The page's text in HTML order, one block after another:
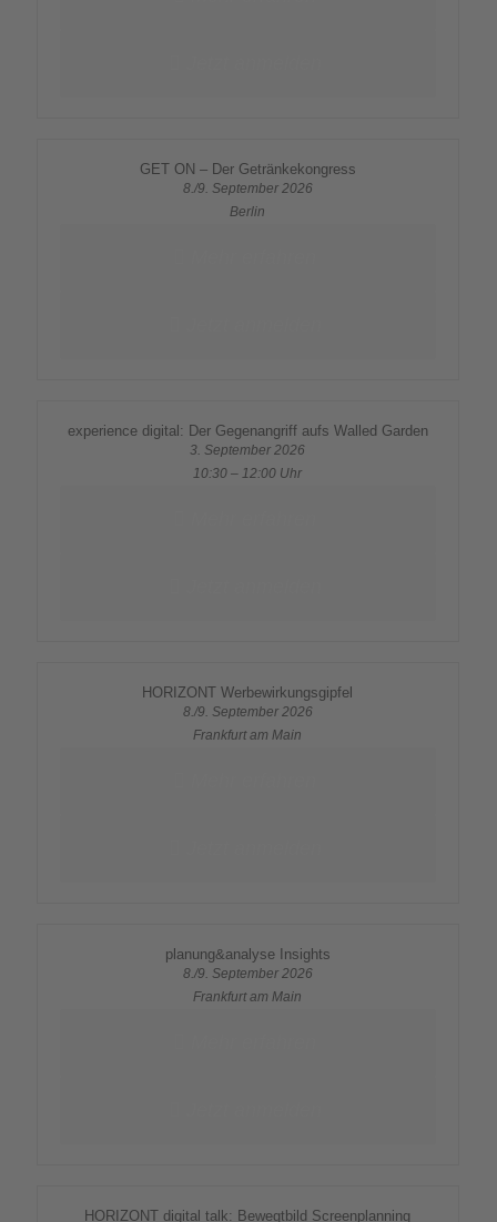
GET ON – Der Getränkekongress
8./9. September 2026
Berlin
experience digital: Der Gegenangriff aufs Walled Garden
3. September 2026
10:30 – 12:00 Uhr
HORIZONT Werbewirkungsgipfel
8./9. September 2026
Frankfurt am Main
planung&analyse Insights
8./9. September 2026
Frankfurt am Main
HORIZONT digital talk: Bewegtbild Screenplanning